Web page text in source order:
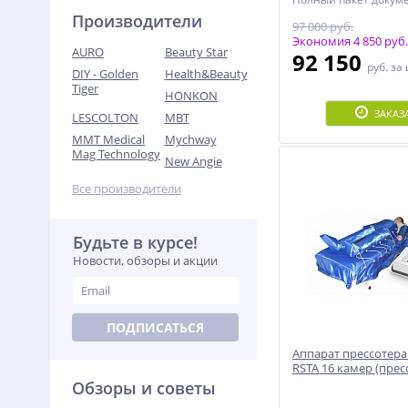
Производители
AURO
Beauty Star
DIY - Golden
Tiger
Health&Beauty
HONKON
LESCOLTON
MBT
MMT Medical
Mag Technology
Mychway
New Angie
Все производители
Будьте в курсе!
Новости, обзоры и акции
ПОДПИСАТЬСЯ
Обзоры и советы
Инструкция, Именной
Сертификат)!
97 000 руб.
Экономия 4 850 руб.
92 150 руб. за
Аппарат
RSTA 16 камер
ИК-свет,